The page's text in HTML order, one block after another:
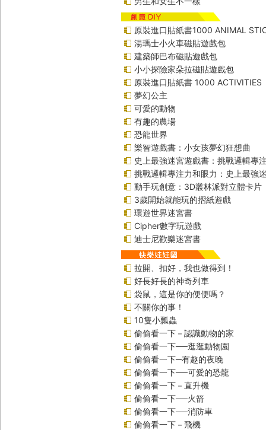
原裝進口貼紙書1000 ANIMAL
湯瑪士小火車磁貼遊戲包
建築師巴布磁貼遊戲包
小小探險家朵拉磁貼遊戲包
原裝進口貼紙書 1000 ACTIVITIES
夢幻公主
可愛的動物
有趣的農場
恐龍世界
樂智遊戲書：小女孩夢幻狂想曲
史上最強迷宮遊戲書：挑戰邏輯專
挑戰邏輯專注力和眼力：史上最強
動手玩創意：3D叢林派對立體卡片
3歲開始就能玩的摺紙遊戲
環遊世界迷宮書
Cipher數字玩遊戲
迪士尼歡樂迷宮書
拉開、扣好，我也做得到！
好長好長的神奇列車
袋鼠，這是你的便便嗎？
不關你的事！
10隻小瓢蟲
偷偷看一下－認識動物的家
偷偷看一下──逛逛動物園
偷偷看一下─有趣的夜晚
偷偷看一下──可愛的恐龍
偷偷看一下－直升機
偷偷看一下──火箭
偷偷看一下──消防車
偷偷看一下－飛機